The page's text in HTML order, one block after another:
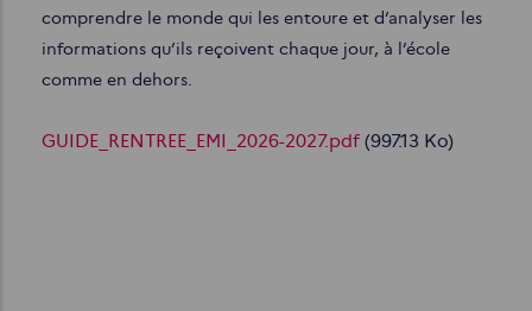
comprendre le monde qui les entoure et d’analyser les
informations qu’ils reçoivent chaque jour, à l’école
comme en dehors.
Document
GUIDE_RENTREE_EMI_2026-2027.pdf (997.13 Ko)